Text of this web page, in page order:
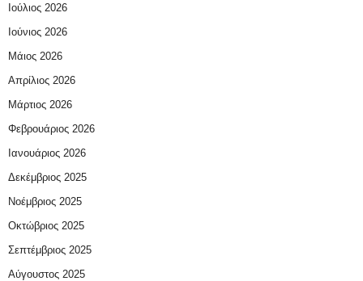
Ιούλιος 2026
Ιούνιος 2026
Μάιος 2026
Απρίλιος 2026
Μάρτιος 2026
Φεβρουάριος 2026
Ιανουάριος 2026
Δεκέμβριος 2025
Νοέμβριος 2025
Οκτώβριος 2025
Σεπτέμβριος 2025
Αύγουστος 2025